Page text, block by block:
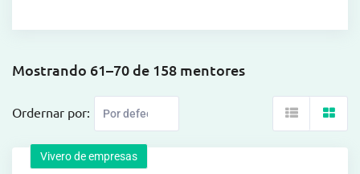
Mostrando 61–70 de 158 mentores
Ordernar por:
Vivero de empresas